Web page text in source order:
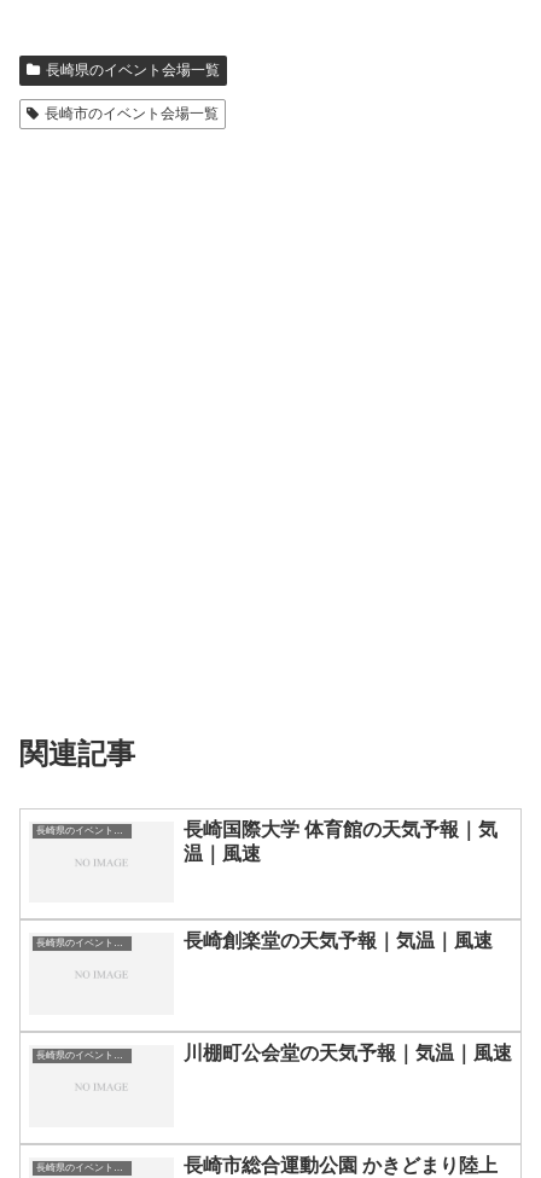
長崎県のイベント会場一覧
長崎市のイベント会場一覧
関連記事
長崎県のイベント会場一覧
長崎国際大学 体育館の天気予報｜気
温｜風速
長崎県のイベント会場一覧 長崎創楽堂の天気予報｜気温｜風速
長崎県のイベント会場一覧 川棚町公会堂の天気予報｜気温｜風速
長崎県のイベント会場一覧
長崎市総合運動公園 かきどまり陸上